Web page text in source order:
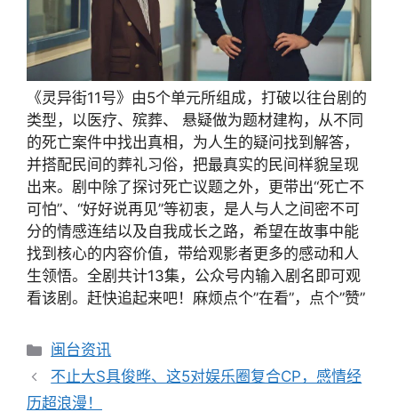
《灵异街11号》由5个单元所组成，打破以往台剧的
类型，以医疗、殡葬、 悬疑做为题材建构，从不同
的死亡案件中找出真相，为人生的疑问找到解答，
并搭配民间的葬礼习俗，把最真实的民间样貌呈现
出来。剧中除了探讨死亡议题之外，更带出“死亡不
可怕”、“好好说再见”等初衷，是人与人之间密不可
分的情感连结以及自我成长之路，希望在故事中能
找到核心的内容价值，带给观影者更多的感动和人
生领悟。全剧共计13集，公众号内输入剧名即可观
看该剧。赶快追起来吧！麻烦点个”在看”，点个”赞”
分
类
闽台资讯
文
章
不止大S具俊晔、这5对娱乐圈复合CP，感情经
历超浪漫！